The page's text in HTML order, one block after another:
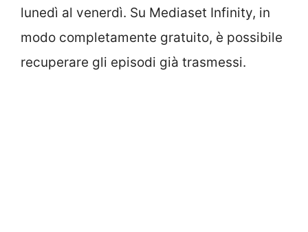
lunedì al venerdì. Su Mediaset Infinity, in
modo completamente gratuito, è possibile
recuperare gli episodi già trasmessi.